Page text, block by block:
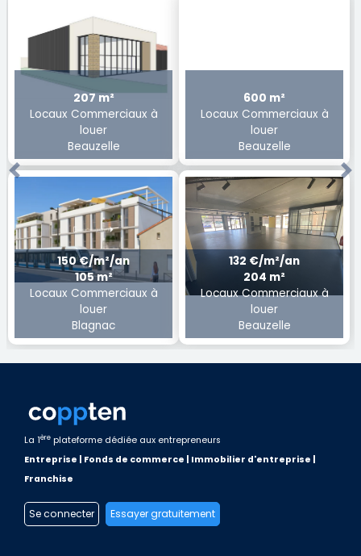
207 m²
Locaux Commerciaux à
louer
Beauzelle
600 m²
Locaux Commerciaux à
louer
Beauzelle
150 €/m²/an
105 m²
Locaux Commerciaux à
louer
Blagnac
132 €/m²/an
204 m²
Locaux Commerciaux à
louer
Beauzelle
Previous
La 1ère plateforme dédiée aux entrepreneurs
Entreprise | Fonds de commerce | Immobilier d'entreprise |
Franchise
Se connecter Essayer gratuitement